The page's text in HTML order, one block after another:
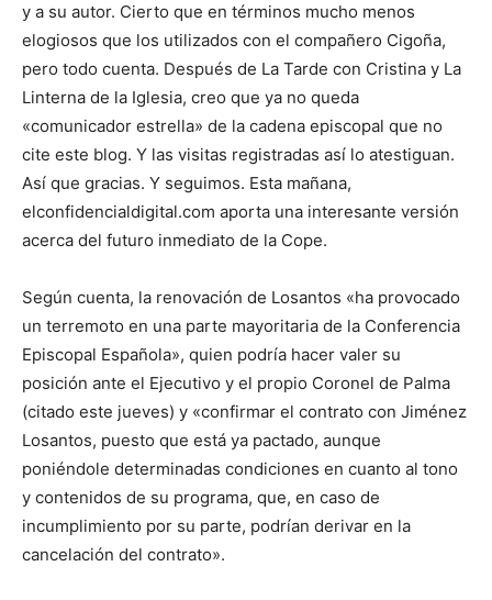
y a su autor. Cierto que en términos mucho menos
elogiosos que los utilizados con el compañero Cigoña,
pero todo cuenta. Después de La Tarde con Cristina y La
Linterna de la Iglesia, creo que ya no queda
«comunicador estrella» de la cadena episcopal que no
cite este blog. Y las visitas registradas así lo atestiguan.
Así que gracias. Y seguimos. Esta mañana,
elconfidencialdigital.com aporta una interesante versión
acerca del futuro inmediato de la Cope.
Según cuenta, la renovación de Losantos «ha provocado
un terremoto en una parte mayoritaria de la Conferencia
Episcopal Española», quien podría hacer valer su
posición ante el Ejecutivo y el propio Coronel de Palma
(citado este jueves) y «confirmar el contrato con Jiménez
Losantos, puesto que está ya pactado, aunque
poniéndole determinadas condiciones en cuanto al tono
y contenidos de su programa, que, en caso de
incumplimiento por su parte, podrían derivar en la
cancelación del contrato».